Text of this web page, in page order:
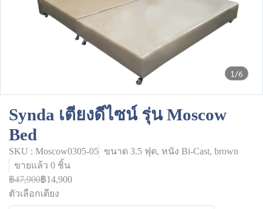
1/6
Synda เตียงดีไซน์ รุ่น Moscow
Bed
SKU : Moscow0305-05 ขนาด 3.5 ฟุต, หนัง Bi-Cast, brown
ขายแล้ว 0 ชิ้น
฿47,900฿14,900
ตัวเลือกเตียง